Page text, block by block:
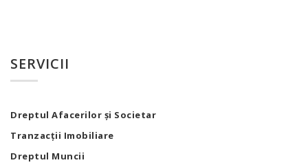
SERVICII
Dreptul Afacerilor și Societar
Tranzacții Imobiliare
Dreptul Muncii